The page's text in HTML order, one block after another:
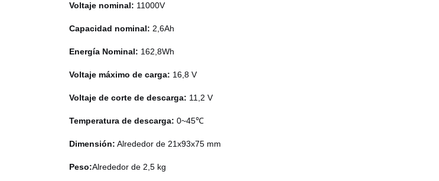
Voltaje nominal: 11000V
Capacidad nominal: 2,6Ah
Energía Nominal: 162,8Wh
Voltaje máximo de carga: 16,8 V
Voltaje de corte de descarga: 11,2 V
Temperatura de descarga:0~45℃
Dimensión: Alrededor de 21x93x75 mm
Peso:Alrededor de 2,5 kg